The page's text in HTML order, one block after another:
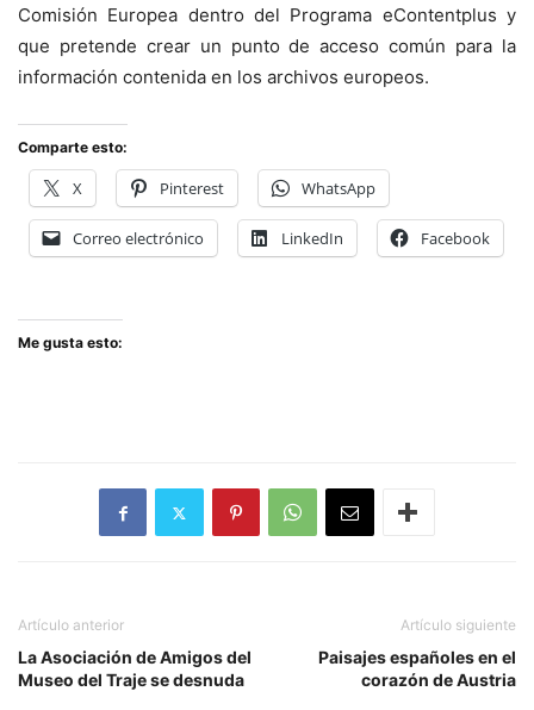
Comisión Europea dentro del Programa eContentplus y
que pretende crear un punto de acceso común para la
información contenida en los archivos europeos.
Comparte esto:
X Pinterest WhatsApp
Correo electrónico LinkedIn Facebook
Me gusta esto:
Artículo anterior
La Asociación de Amigos del
Museo del Traje se desnuda
Artículo siguiente
Paisajes españoles en el
corazón de Austria